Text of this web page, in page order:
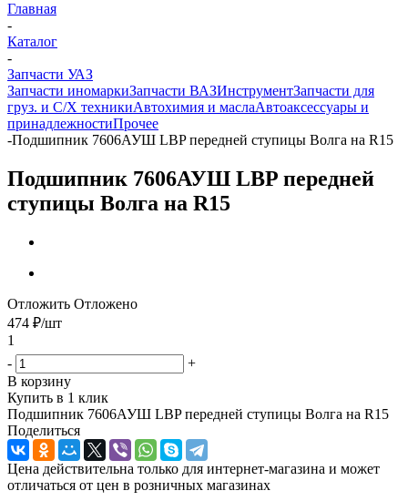
Главная
-
Каталог
-
Запчасти УАЗ
Запчасти иномаркиЗапчасти ВАЗИнструментЗапчасти для
груз. и С/Х техникиАвтохимия и маслаАвтоаксессуары и
принадлежностиПрочее
-Подшипник 7606АУШ LBP передней ступицы Волга на R15
Подшипник 7606АУШ LBP передней
ступицы Волга на R15
Отложить Отложено
474 ₽/шт
1
-
+
В корзину
Купить в 1 клик
Подшипник 7606АУШ LBP передней ступицы Волга на R15
Поделиться
Цена действительна только для интернет-магазина и может
отличаться от цен в розничных магазинах